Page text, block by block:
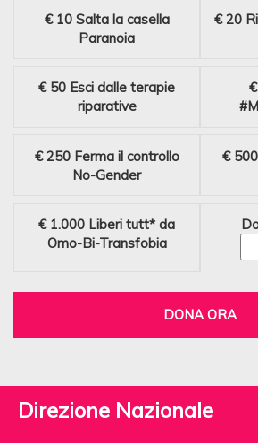
€ 10 Salta la casella
Paranoia
€ 20
€ 50 Esci dalle terapie
riparative
€ 250 Ferma il controllo
No-Gender
€ 500
€ 1.000 Liberi tutt* da
Omo-Bi-Transfobia
DONA ORA
Direzione Nazionale